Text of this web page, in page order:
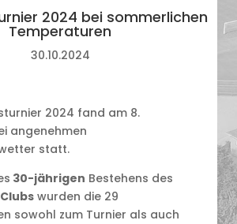
2024 bei sommerlichen
Temperaturen
30.10.2024
2024 fand am 8.
angenehmen
statt.
30-jährigen Bestehens des
wurden die 29
sowohl zum Turnier als auch